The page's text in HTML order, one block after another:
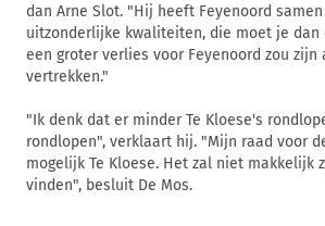
dan Arne Slot. "Hij heeft Feyenoord
uitzonderlijke kwaliteiten, die moet je
een groter verlies voor Feyenoord zou
vertrekken."
"Ik denk dat er minder Te Kloese's
rondlopen", verklaart hij. "Mijn raad voor
mogelijk Te Kloese. Het zal niet makkelijk
vinden", besluit De Mos.